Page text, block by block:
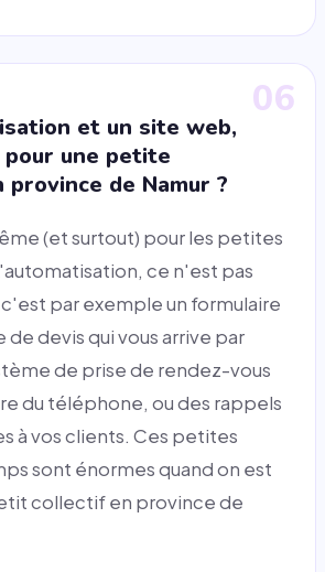
06
et un site web,
une petite
de Namur ?
(et surtout) pour les petites
ce n'est pas
par exemple un formulaire
devis qui vous arrive par
de prise de rendez-vous
du téléphone, ou des rappels
à vos clients. Ces petites
sont énormes quand on est
collectif en province de